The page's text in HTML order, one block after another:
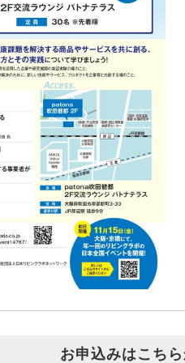
お申込みはこち